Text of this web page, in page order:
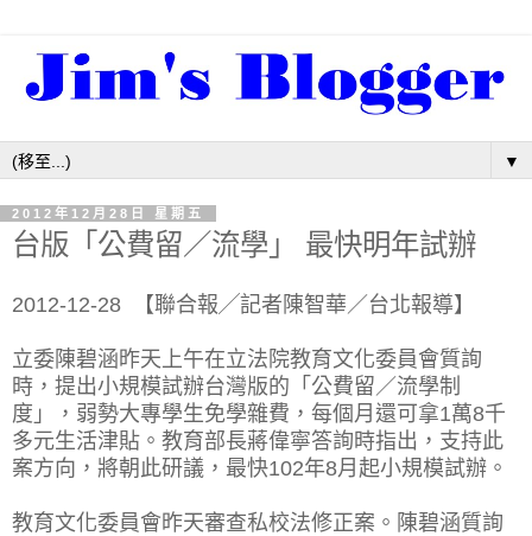
▼
2012年12月28日 星期五
台版「公費留／流學」 最快明年試辦
2012-12-28 【聯合報╱記者陳智華／台北報導】
立委陳碧涵昨天上午在立法院教育文化委員會質詢
時，提出小規模試辦台灣版的「公費留／流學制
度」，弱勢大專學生免學雜費，每個月還可拿1萬8千
多元生活津貼。教育部長蔣偉寧答詢時指出，支持此
案方向，將朝此研議，最快102年8月起小規模試辦。
教育文化委員會昨天審查私校法修正案。陳碧涵質詢